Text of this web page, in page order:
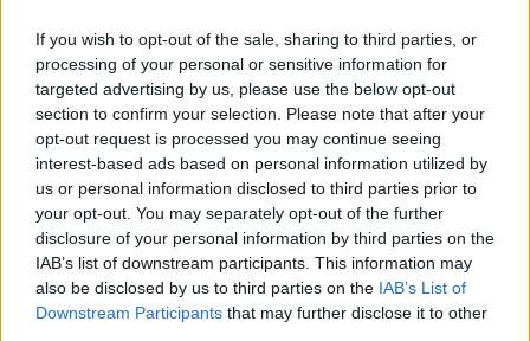
If you wish to opt-out of the sale, sharing to third parties, or
processing of your personal or sensitive information for
targeted advertising by us, please use the below opt-out
section to confirm your selection. Please note that after your
opt-out request is processed you may continue seeing
interest-based ads based on personal information utilized by
us or personal information disclosed to third parties prior to
your opt-out. You may separately opt-out of the further
disclosure of your personal information by third parties on the
IAB’s list of downstream participants. This information may
also be disclosed by us to third parties on the IAB’s List of
Downstream Participants that may further disclose it to other
στρατιωτικές δυνάμεις να αντισταθούν στον
ρωσικό στρατό.
ΔΙΑΒΑΣΤΕ ΕΠΙΣΗΣ
Κόσμος|02.07.2025 13:38
Αντιμεταναστευτικό ντελίριο Τραμπ:
Εγκαινίασε το Αλκατράζ με
αλιγάτορες - «Θα τους μάθουμε πώς
να ξεφεύγουν»